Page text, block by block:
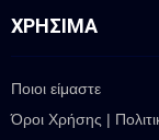
ΧΡΉΣΙΜΑ
Ποιοι είμαστε
Όροι Χρήσης |